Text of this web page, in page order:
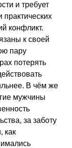
и требует
практических
конфликт.
к своей
пару
потерять
В чём же
мужчины
за заботу
как